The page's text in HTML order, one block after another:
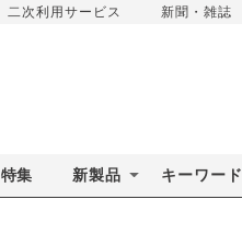
二次利用サービス 新聞・雑誌
特集 新製品 キーワード